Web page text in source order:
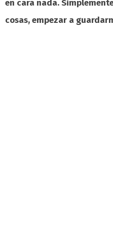
en cara nada.
cosas, empezar a